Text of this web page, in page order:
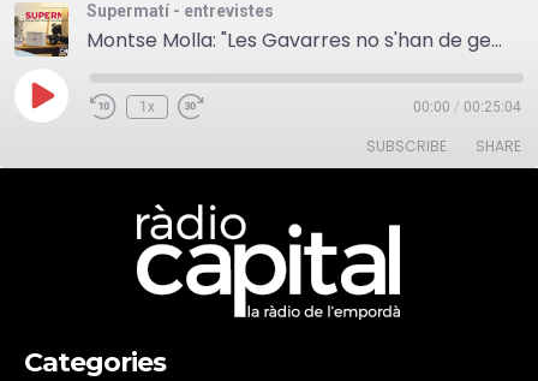
Supermatí - entrevistes
Montse Molla: "Les Gavarres no s'han de gestionar, han de servir per viure-hi"
Play
Episode
1x 00:00 / 00:25:04
SUBSCRIBE SHARE
Categories